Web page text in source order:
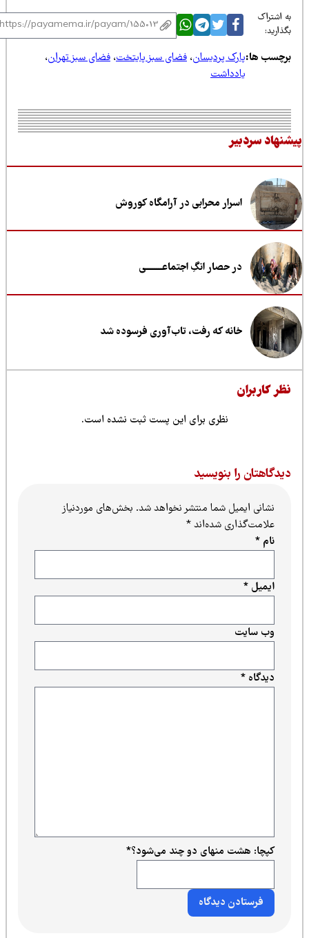
اشتراک
ها:پارک پردیسان،فضای سبز پایتخت،فضای سبز تهران،
یادداشت
سردبیر
اسرار محرابی در آرامگاه کوروش
در حصار انگِ اجتماعــــــــی
خانه که رفت، تاب‌آوری فرسوده شد
کاربران
نظری برای این پست ثبت نشده است.
را بنویسید
نشانی ایمیل شما منتشر نخواهد شد.بخش‌های موردنیاز
علامت‌گذاری شده‌اند*
دیدگاه*
ایمیل*
وب‌ سایت
کپچا: هشت منهای دو چند می‌شود؟*